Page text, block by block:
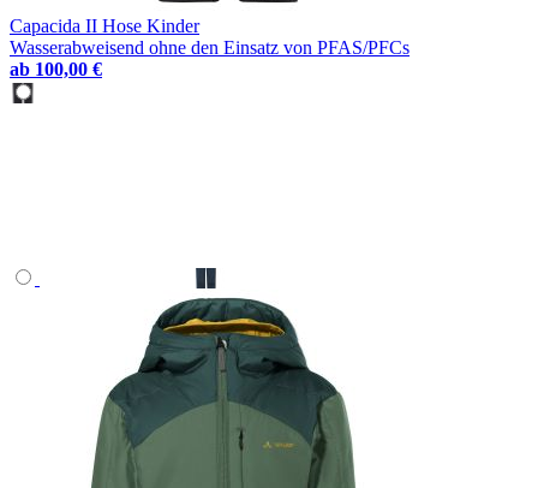
Capacida II Hose Kinder
Wasserabweisend ohne den Einsatz von PFAS/PFCs
ab 100,00 €